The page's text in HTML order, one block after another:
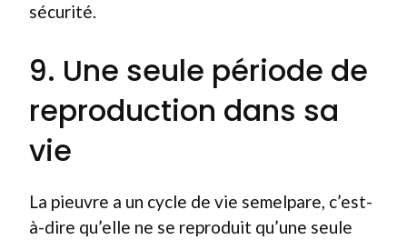
sécurité.
9. Une seule période de
reproduction dans sa
vie
La pieuvre a un cycle de vie semelpare, c’est-
à-dire qu’elle ne se reproduit qu’une seule